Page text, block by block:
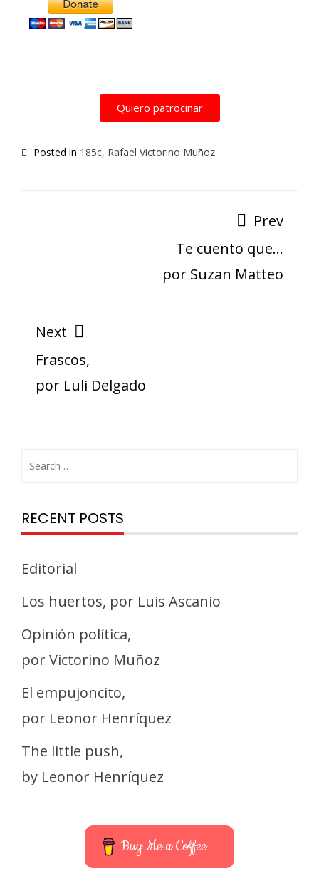
Quiero patrocinar
Posted in 185c, Rafael Victorino Muñoz
Prev
Te cuento que…
por Suzan Matteo
Next
Frascos,
por Luli Delgado
RECENT POSTS
Editorial
Los huertos, por Luis Ascanio
Opinión política,
por Victorino Muñoz
El empujoncito,
por Leonor Henríquez
The little push,
by Leonor Henríquez
Buy Me a Coffee